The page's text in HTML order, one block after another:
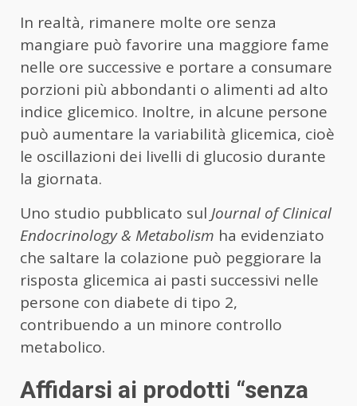
In realtà, rimanere molte ore senza
mangiare può favorire una maggiore fame
nelle ore successive e portare a consumare
porzioni più abbondanti o alimenti ad alto
indice glicemico. Inoltre, in alcune persone
può aumentare la variabilità glicemica, cioè
le oscillazioni dei livelli di glucosio durante
la giornata.
Uno studio pubblicato sul Journal of Clinical
Endocrinology & Metabolism ha evidenziato
che saltare la colazione può peggiorare la
risposta glicemica ai pasti successivi nelle
persone con diabete di tipo 2,
contribuendo a un minore controllo
metabolico.
Affidarsi ai prodotti “senza